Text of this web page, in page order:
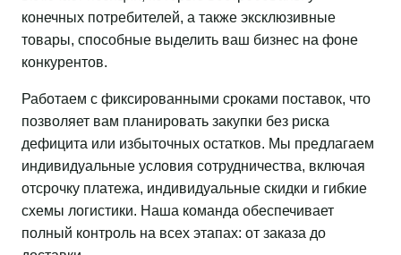
конечных потребителей, а также эксклюзивные
товары, способные выделить ваш бизнес на фоне
конкурентов.
Работаем с фиксированными сроками поставок, что
позволяет вам планировать закупки без риска
дефицита или избыточных остатков. Мы предлагаем
индивидуальные условия сотрудничества, включая
отсрочку платежа, индивидуальные скидки и гибкие
схемы логистики. Наша команда обеспечивает
полный контроль на всех этапах: от заказа до